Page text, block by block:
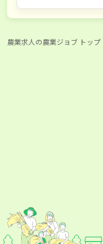
農業求人の農業ジョブ トップ